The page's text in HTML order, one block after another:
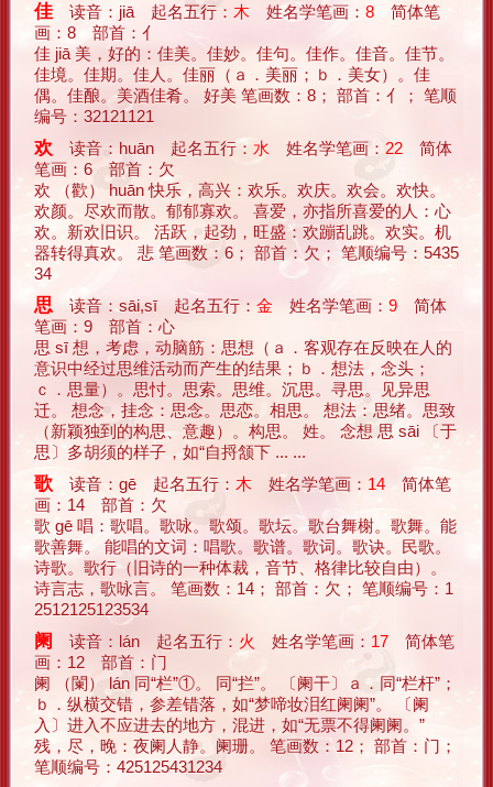
佳 读音：jiā 起名五行： 木 姓名学笔画： 8 简体笔
画：8 部首：亻
佳 jiā 美，好的：佳美。佳妙。佳句。佳作。佳音。佳节。
佳境。佳期。佳人。佳丽（ａ．美丽；ｂ．美女）。佳
偶。佳酿。美酒佳肴。 好美 笔画数：8； 部首：亻； 笔顺
编号：32121121
欢 读音：huān 起名五行： 水 姓名学笔画： 22 简体
笔画：6 部首：欠
欢 （歡） huān 快乐，高兴：欢乐。欢庆。欢会。欢快。
欢颜。尽欢而散。郁郁寡欢。 喜爱，亦指所喜爱的人：心
欢。新欢旧识。 活跃，起劲，旺盛：欢蹦乱跳。欢实。机
器转得真欢。 悲 笔画数：6； 部首：欠； 笔顺编号：5435
34
思 读音：sāi,sī 起名五行： 金 姓名学笔画： 9 简体
笔画：9 部首：心
思 sī 想，考虑，动脑筋：思想（ａ．客观存在反映在人的
意识中经过思维活动而产生的结果；ｂ．想法，念头；
ｃ．思量）。思忖。思索。思维。沉思。寻思。见异思
迁。 想念，挂念：思念。思恋。相思。 想法：思绪。思致
（新颖独到的构思、意趣）。构思。 姓。 念想 思 sāi 〔于
思〕多胡须的样子，如“自捋颔下 ... ...
歌 读音：gē 起名五行： 木 姓名学笔画： 14 简体笔
画：14 部首：欠
歌 gē 唱：歌唱。歌咏。歌颂。歌坛。歌台舞榭。歌舞。能
歌善舞。 能唱的文词：唱歌。歌谱。歌词。歌诀。民歌。
诗歌。歌行（旧诗的一种体裁，音节、格律比较自由）。
诗言志，歌咏言。 笔画数：14； 部首：欠； 笔顺编号：1
2512125123534
阑 读音：lán 起名五行： 火 姓名学笔画： 17 简体笔
画：12 部首：门
阑 （闌） lán 同“栏”①。 同“拦”。 〔阑干〕ａ．同“栏杆”；
ｂ．纵横交错，参差错落，如“梦啼妆泪红阑阑”。 〔阑
入〕进入不应进去的地方，混进，如“无票不得阑阑。”
残，尽，晚：夜阑人静。阑珊。 笔画数：12； 部首：门；
笔顺编号：425125431234